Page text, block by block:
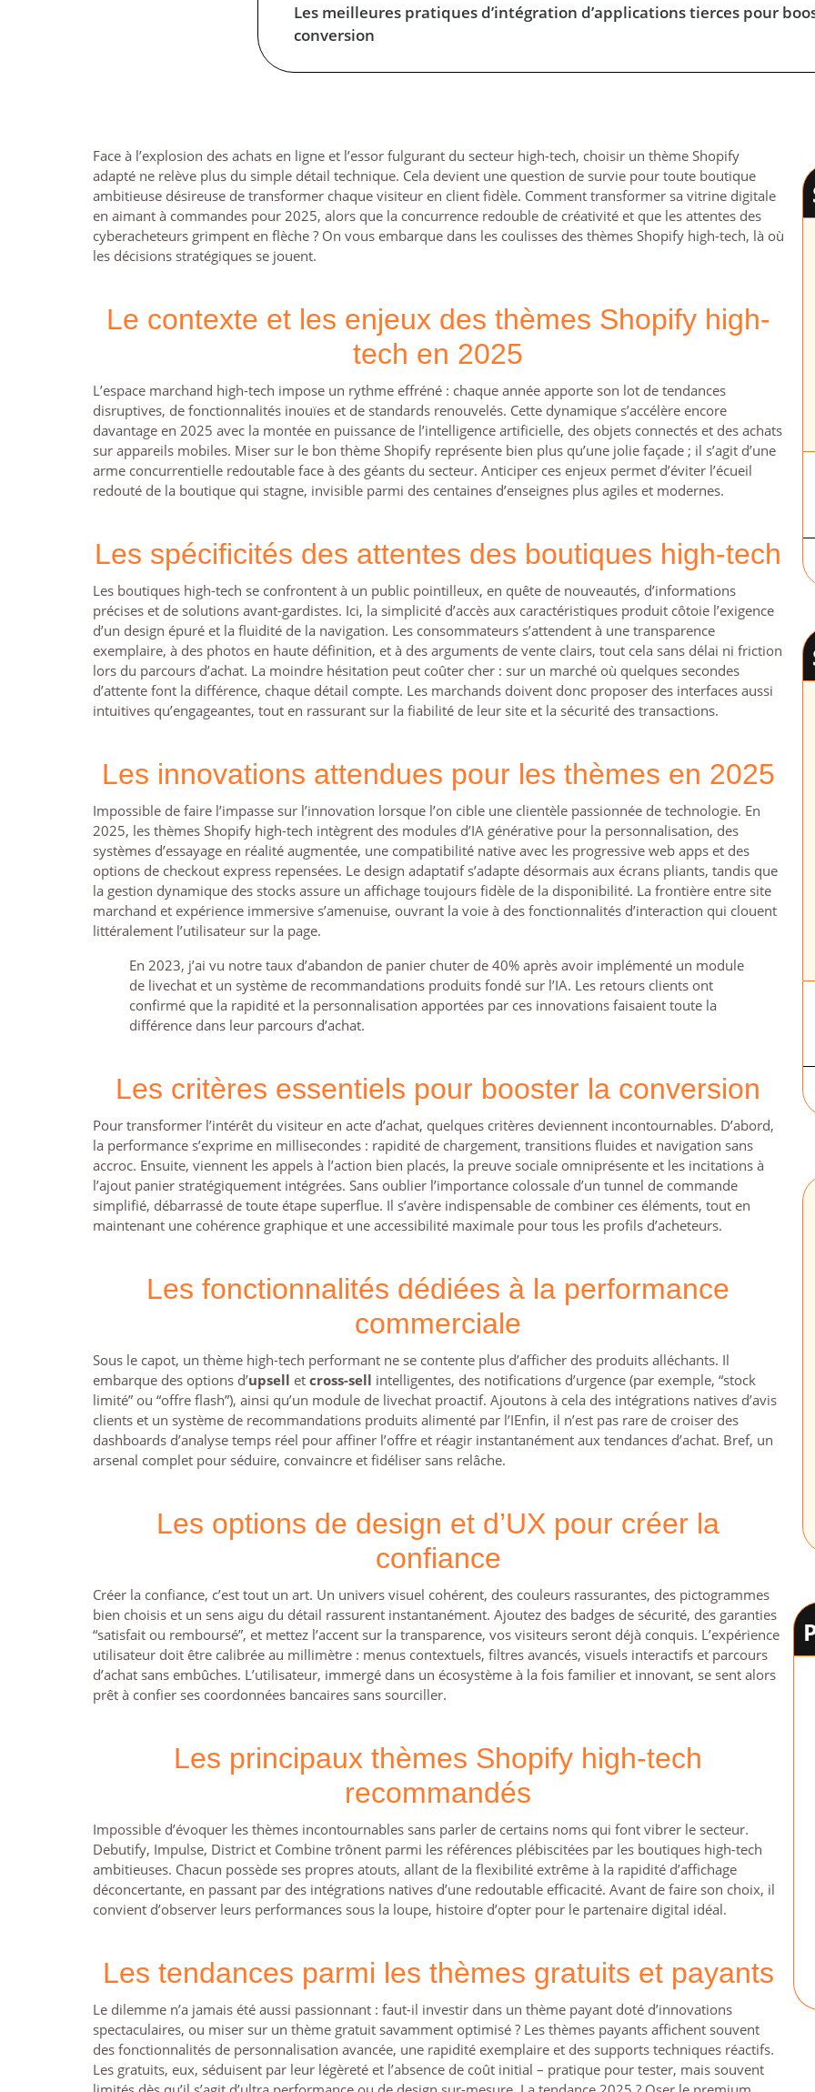
Les meilleures pratiques d’intégration d’applications tierces pour
conversion
Face à l’explosion des achats en ligne et l’essor fulgurant du secteur high-tech, choisir un thème Shopify
adapté ne relève plus du simple détail technique. Cela devient une question de survie pour toute boutique
ambitieuse désireuse de transformer chaque visiteur en client fidèle. Comment transformer sa vitrine digitale
en aimant à commandes pour 2025, alors que la concurrence redouble de créativité et que les attentes des
cyberacheteurs grimpent en flèche ? On vous embarque dans les coulisses des thèmes Shopify high-tech, là où
les décisions stratégiques se jouent.
Le contexte et les enjeux des thèmes Shopify high-
tech en 2025
L’espace marchand high-tech impose un rythme effréné : chaque année apporte son lot de tendances
disruptives, de fonctionnalités inouïes et de standards renouvelés. Cette dynamique s’accélère encore
davantage en 2025 avec la montée en puissance de l’intelligence artificielle, des objets connectés et des achats
sur appareils mobiles. Miser sur le bon thème Shopify représente bien plus qu’une jolie façade ; il s’agit d’une
arme concurrentielle redoutable face à des géants du secteur. Anticiper ces enjeux permet d’éviter l’écueil
redouté de la boutique qui stagne, invisible parmi des centaines d’enseignes plus agiles et modernes.
Les spécificités des attentes des boutiques high-tech
Les boutiques high-tech se confrontent à un public pointilleux, en quête de nouveautés, d’informations
précises et de solutions avant-gardistes. Ici, la simplicité d’accès aux caractéristiques produit côtoie l’exigence
d’un design épuré et la fluidité de la navigation. Les consommateurs s’attendent à une transparence
exemplaire, à des photos en haute définition, et à des arguments de vente clairs, tout cela sans délai ni friction
lors du parcours d’achat. La moindre hésitation peut coûter cher : sur un marché où quelques secondes
d’attente font la différence, chaque détail compte. Les marchands doivent donc proposer des interfaces aussi
intuitives qu’engageantes, tout en rassurant sur la fiabilité de leur site et la sécurité des transactions.
Les innovations attendues pour les thèmes en 2025
Impossible de faire l’impasse sur l’innovation lorsque l’on cible une clientèle passionnée de technologie. En
2025, les thèmes Shopify high-tech intègrent des modules d’IA générative pour la personnalisation, des
systèmes d’essayage en réalité augmentée, une compatibilité native avec les progressive web apps et des
options de checkout express repensées. Le design adaptatif s’adapte désormais aux écrans pliants, tandis que
la gestion dynamique des stocks assure un affichage toujours fidèle de la disponibilité. La frontière entre site
marchand et expérience immersive s’amenuise, ouvrant la voie à des fonctionnalités d’interaction qui clouent
littéralement l’utilisateur sur la page.
En 2023, j’ai vu notre taux d’abandon de panier chuter de 40% après avoir implémenté un module
de livechat et un système de recommandations produits fondé sur l’IA. Les retours clients ont
confirmé que la rapidité et la personnalisation apportées par ces innovations faisaient toute la
différence dans leur parcours d’achat.
Les critères essentiels pour booster la conversion
Pour transformer l’intérêt du visiteur en acte d’achat, quelques critères deviennent incontournables. D’abord,
la performance s’exprime en millisecondes : rapidité de chargement, transitions fluides et navigation sans
accroc. Ensuite, viennent les appels à l’action bien placés, la preuve sociale omniprésente et les incitations à
l’ajout panier stratégiquement intégrées. Sans oublier l’importance colossale d’un tunnel de commande
simplifié, débarrassé de toute étape superflue. Il s’avère indispensable de combiner ces éléments, tout en
maintenant une cohérence graphique et une accessibilité maximale pour tous les profils d’acheteurs.
Les fonctionnalités dédiées à la performance
commerciale
Sous le capot, un thème high-tech performant ne se contente plus d’afficher des produits alléchants. Il
embarque des options d’upsell et cross-sell intelligentes, des notifications d’urgence (par exemple, “stock
limité” ou “offre flash”), ainsi qu’un module de livechat proactif. Ajoutons à cela des intégrations natives d’avis
clients et un système de recommandations produits alimenté par l’IEnfin, il n’est pas rare de croiser des
dashboards d’analyse temps réel pour affiner l’offre et réagir instantanément aux tendances d’achat. Bref, un
arsenal complet pour séduire, convaincre et fidéliser sans relâche.
Les options de design et d’UX pour créer la
confiance
Créer la confiance, c’est tout un art. Un univers visuel cohérent, des couleurs rassurantes, des pictogrammes
bien choisis et un sens aigu du détail rassurent instantanément. Ajoutez des badges de sécurité, des garanties
“satisfait ou remboursé”, et mettez l’accent sur la transparence, vos visiteurs seront déjà conquis. L’expérience
utilisateur doit être calibrée au millimètre : menus contextuels, filtres avancés, visuels interactifs et parcours
d’achat sans embûches. L’utilisateur, immergé dans un écosystème à la fois familier et innovant, se sent alors
prêt à confier ses coordonnées bancaires sans sourciller.
Les principaux thèmes Shopify high-tech
recommandés
Impossible d’évoquer les thèmes incontournables sans parler de certains noms qui font vibrer le secteur.
Debutify, Impulse, District et Combine trônent parmi les références plébiscitées par les boutiques high-tech
ambitieuses. Chacun possède ses propres atouts, allant de la flexibilité extrême à la rapidité d’affichage
déconcertante, en passant par des intégrations natives d’une redoutable efficacité. Avant de faire son choix, il
convient d’observer leurs performances sous la loupe, histoire d’opter pour le partenaire digital idéal.
Les tendances parmi les thèmes gratuits et payants
Le dilemme n’a jamais été aussi passionnant : faut-il investir dans un thème payant doté d’innovations
spectaculaires, ou miser sur un thème gratuit savamment optimisé ? Les thèmes payants affichent souvent
des fonctionnalités de personnalisation avancée, une rapidité exemplaire et des supports techniques réactifs.
Les gratuits, eux, séduisent par leur légèreté et l’absence de coût initial – pratique pour tester, mais souvent